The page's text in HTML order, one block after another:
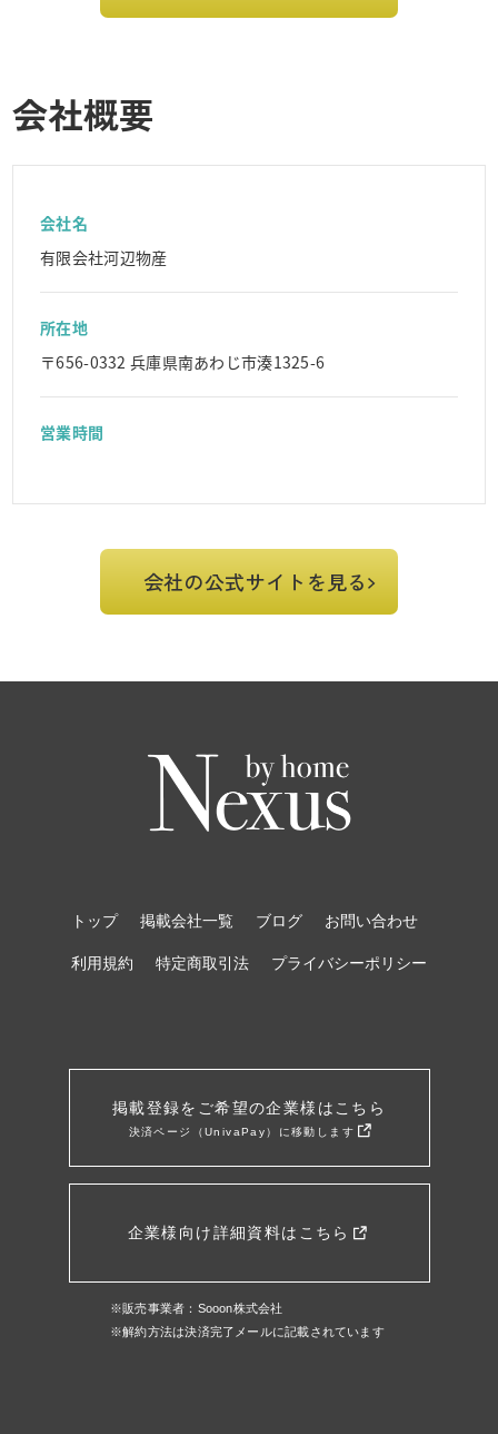
会社概要
会社名
有限会社河辺物産
所在地
〒656-0332 兵庫県南あわじ市湊1325-6
営業時間
会社の公式サイトを見る
トップ 掲載会社一覧 ブログ お問い合わせ
利用規約 特定商取引法 プライバシーポリシー
掲載登録をご希望の企業様はこちら
決済ページ（UnivaPay）に移動します
企業様向け詳細資料はこちら
※販売事業者：Sooon株式会社
※解約方法は決済完了メールに記載されています